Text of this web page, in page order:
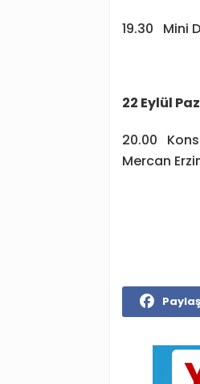
19.30 Mini
22 Eylül
20.00
Mercan
Paylaş